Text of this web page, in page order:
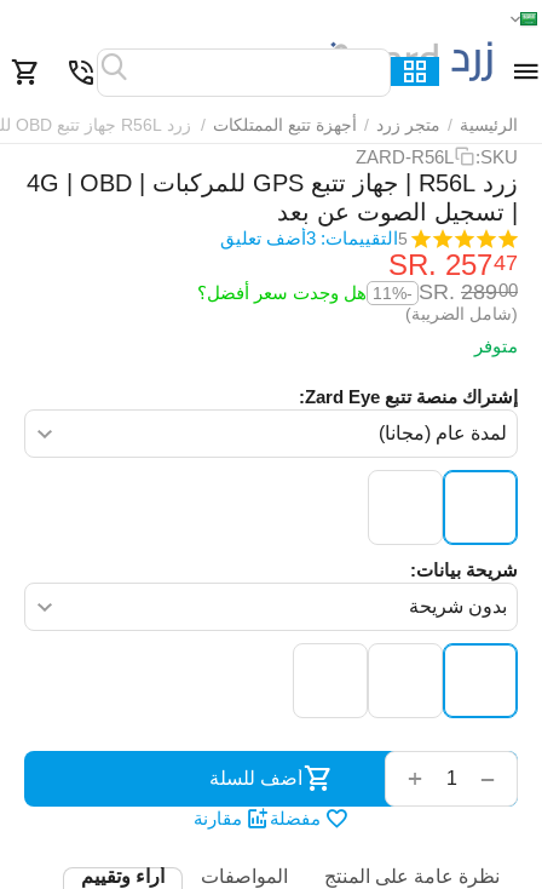
الرئيسية / متجر زرد / أجهزة تتبع الممتلكات / زرد R56L جهاز تتبع OBD للمركبات
SKU:
ZARD-R56L
زرد R56L | جهاز تتبع GPS للمركبات | 4G | OBD
| تسجيل الصوت عن بعد
5التقييمات: 3 أضف تعليق
SR.‎257
SR.‎289
-11% هل وجدت سعر أفضل؟
(شامل الضريبة)
متوفر
إشتراك منصة تتبع Zard Eye:
شريحة بيانات:
أضف للسلة
مفضلة
مقارنة
نظرة عامة على المنتج المواصفات أراء وتقييم
الرئيسية القائمة بحث السلة قائمة المفضلة